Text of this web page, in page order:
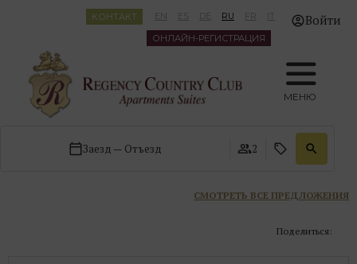
Войти
EN ES DE RU FR IT
КОНТАКТ
ОНЛАЙН-РЕГИСТРАЦИЯ
МЕНЮ
Заезд — Отъезд 2
СМОТРЕТЬ ВСЕ ПРЕДЛОЖЕНИЯ
Поделиться: